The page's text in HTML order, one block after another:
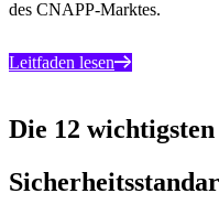
des CNAPP-Marktes.
Leitfaden lesen
Die 12